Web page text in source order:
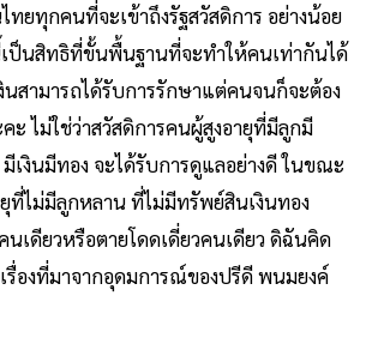
ทยทุกคนที่จะเข้าถึงรัฐสวัสดิการ อย่างน้อย
ป็นสิทธิที่ขั้นพื้นฐานที่จะทำให้คนเท่ากันได้
นสามารถได้รับการรักษาแต่คนจนก็จะต้อง
ะ ไม่ใช่ว่าสวัสดิการคนผู้สูงอายุที่มีลูกมี
เงินมีทอง จะได้รับการดูแลอย่างดี ในขณะ
ที่ไม่มีลูกหลาน ที่ไม่มีทรัพย์สินเงินทอง
นเดียวหรือตายโดดเดี่ยวคนเดียว ดิฉันคิด
รื่องที่มาจากอุดมการณ์ของปรีดี พนมยงค์